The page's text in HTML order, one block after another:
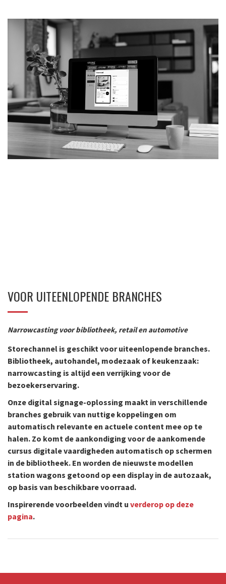
VOOR UITEENLOPENDE BRANCHES
Narrowcasting voor bibliotheek, retail en automotive
Storechannel is geschikt voor uiteenlopende branches.
Bibliotheek, autohandel, modezaak of keukenzaak:
narrowcasting is altijd een verrijking voor de
bezoekerservaring.
Onze digital signage-oplossing maakt in verschillende
branches gebruik van nuttige koppelingen om
automatisch relevante en actuele content mee op te
halen. Zo komt de aankondiging voor de aankomende
cursus digitale vaardigheden automatisch op schermen
in de bibliotheek. En worden de nieuwste modellen
station wagons getoond op een display in de autozaak,
op basis van beschikbare voorraad.
Inspirerende voorbeelden vindt u verderop op deze
pagina.